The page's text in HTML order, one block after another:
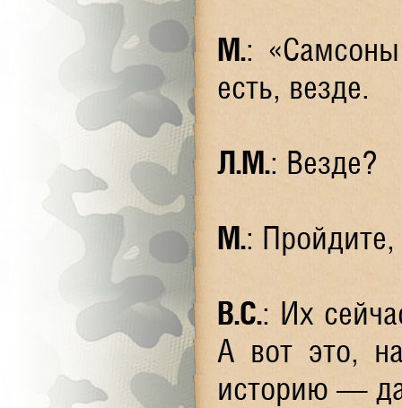
М.:
есть, везде.
Л.М.: Везде?
М.:
В.С.: Их
А вот это,
историю —